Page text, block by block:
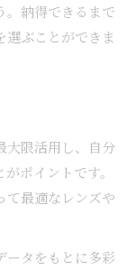
。納得できるまで
ぶことができま
大限活用し、自分
ポイントです。
て最適なレンズや
ータをもとに多彩